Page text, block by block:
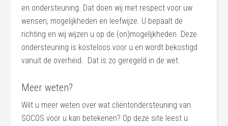
en ondersteuning. Dat doen wij met respect voor uw
wensen, mogelijkheden en leefwijze. U bepaalt de
richting en wij wijzen u op de (on)mogelijkheden. Deze
ondersteuning is kosteloos voor u en wordt bekostigd
vanuit de overheid. Dat is zo geregeld in de wet.
Meer weten?
Wilt u meer weten over wat cliëntondersteuning van
SOCOS voor u kan betekenen? Op deze site leest u